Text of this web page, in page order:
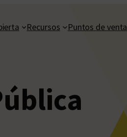
Recursos Puntos de venta